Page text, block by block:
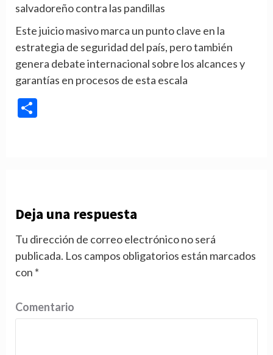
salvadoreño contra las pandillas
Este juicio masivo marca un punto clave en la
estrategia de seguridad del país, pero también
genera debate internacional sobre los alcances y
garantías en procesos de esta escala
Deja una respuesta
Tu dirección de correo electrónico no será
publicada. Los campos obligatorios están marcados
con *
Comentario